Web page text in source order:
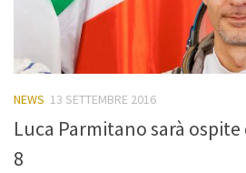
NEWS 13 SETTEMBRE 2016
Luca Parmitano sarà
8